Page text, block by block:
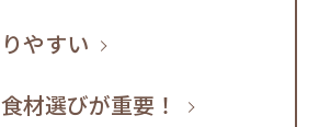
やすい
材選びが重要！